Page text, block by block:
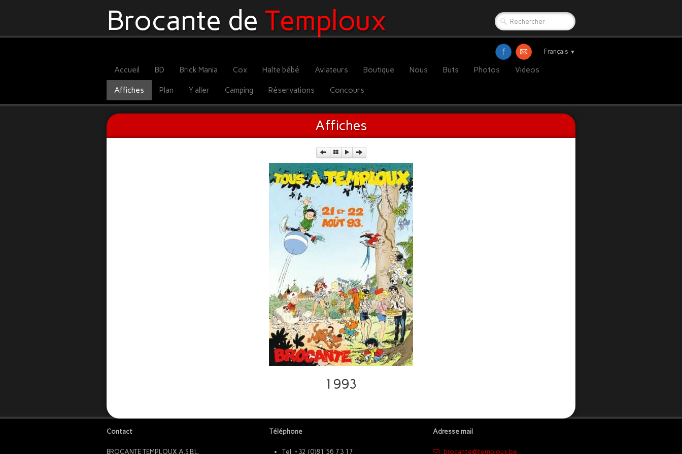
Brocante de Temploux
Français ▼
Accueil BD Brick Mania Cox Halte bébé Aviateurs Boutique Nous Buts Photos Videos
Affiches Plan Y aller Camping Réservations Concours
Affiches
1993
Contact
BROCANTE TEMPLOUX A.S.B.L.
Téléphone
Tel: +32 (0)81 56 73 17
Adresse mail
​brocante@temploux.be